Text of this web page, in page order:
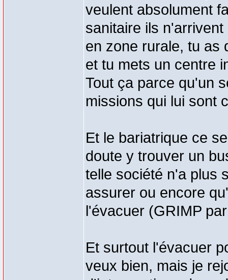
veulent absolument
sanitaire ils
en zone rurale, tu as
et tu mets un centre
Tout ça parce qu'un
missions qui lui sont
Et le bariatrique ce
doute y trouver un
telle société n'a plus
assurer ou encore
l'évacuer (GRIMP
Et surtout l'évacuer
veux bien, mais je